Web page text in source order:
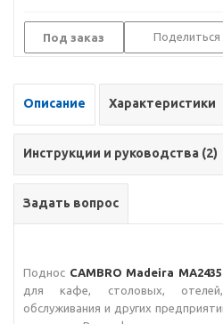
Под заказ Поделиться
Описание Характеристики
Инструкции и руководства (2)
Задать вопрос
Поднос CAMBRO Madeira
для кафе, столовых,
обслуживания и других